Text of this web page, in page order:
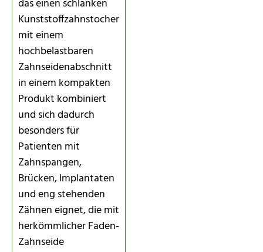
das einen schlanken
Kunststoffzahnstocher
mit einem
hochbelastbaren
Zahnseidenabschnitt
in einem kompakten
Produkt kombiniert
und sich dadurch
besonders für
Patienten mit
Zahnspangen,
Brücken, Implantaten
und eng stehenden
Zähnen eignet, die mit
herkömmlicher Faden-
Zahnseide